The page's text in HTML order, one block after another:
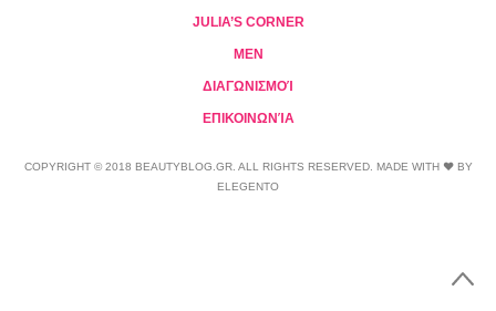
JULIA’S CORNER
MEN
ΔΙΑΓΩΝΙΣΜΟΊ
ΕΠΙΚΟΙΝΩΝΊΑ
COPYRIGHT © 2018 BEAUTYBLOG.GR. ALL RIGHTS RESERVED. MADE WITH ❤ BY
ELEGENTO